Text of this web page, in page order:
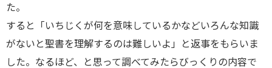
た。
すると「いちじくが何を意味しているかなどいろんな知識
がないと聖書を理解するのは難しいよ」と返事をもらいま
した。なるほど、と思って調べてみたらびっくりの内容で